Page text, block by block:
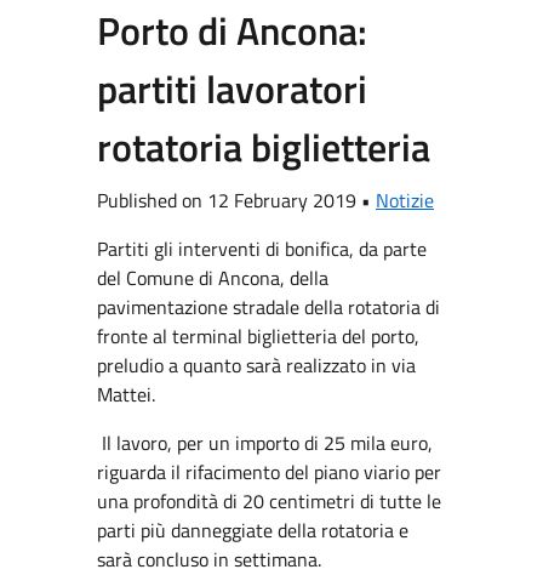
Porto di Ancona:
partiti lavoratori
rotatoria biglietteria
Published on 12 February 2019 • Notizie
Partiti gli interventi di bonifica, da parte
del Comune di Ancona, della
pavimentazione stradale della rotatoria di
fronte al terminal biglietteria del porto,
preludio a quanto sarà realizzato in via
Mattei.
Il lavoro, per un importo di 25 mila euro,
riguarda il rifacimento del piano viario per
una profondità di 20 centimetri di tutte le
parti più danneggiate della rotatoria e
sarà concluso in settimana.